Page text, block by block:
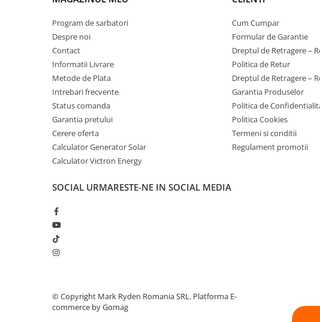
Invertoare Tensiune
Roboti Pornire Auto
Statii de incarcare vehicule
UPS Centrale Termice
Stabilizatoare Tensiune
Scule si aparate
Instrumente de masura
Anemometre
Clampmetre
Multimetre Portabile
Termometre
Camere Termice
Program de sarbatori
Despre noi
Contact
Informatii Livrare
Metode de Plata
Intrebari frecvente
Status comanda
Garantia pretului
Cerere oferta
Calculator Generator Solar
Calculator Victron Energy
Cum Cumpar
Formular de Garantie
Dreptul de Retragere –
Politica de Retur
Dreptul de Retragere –
Garantia Produselor
Politica de
Politica Cookies
Termeni si conditii
Regulament promotii
SOCIAL URMARESTE-NE IN SOCIAL MEDIA
©️ Copyright Mark Ryden Romania SRL. Platforma E-
commerce by Gomag